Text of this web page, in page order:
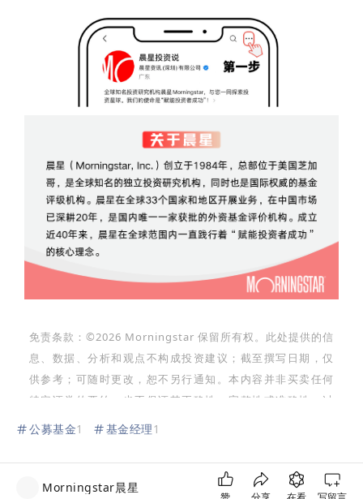
免责条款：©2026 Morningstar 保留所有权。此处提供的信
息、数据、分析和观点不构成投资建议；截至撰写日期，仅
供参考；可随时更改，恕不另行通知。本内容并非买卖任何
特定证券的要约，也不保证其正确性、完整性或准确性。过
往表现不保证未来结果。Morningstar 名称和标识是
Morningstar 的专有资料；未经Morningstar 事先书面同
意，不得以任何方式复制、转载或以其他方式使用本文章的
公募基金1 基金经理1
Morningstar晨星